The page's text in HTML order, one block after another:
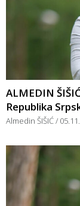
ALMEDIN
Republika
Almedin ŠIŠIĆ